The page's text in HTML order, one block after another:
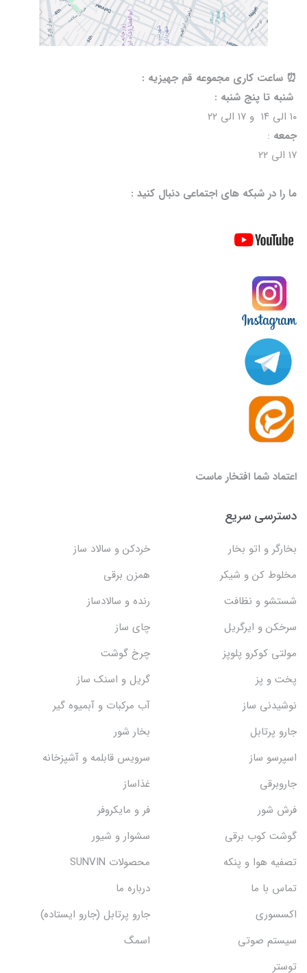
⏰️ ساعت کاری مجموعه قم جهیزیه :
شنبه تا پنج شنبه :
۱۰ الی ۱۴ و ۱۷ الی ۲۲
جمعه :
۱۷ الی ۲۲
ما را در شبکه های اجتماعی دنبال کنید :
اعتماد شما افتخار ماست
دسترسی سریع
بخارگر و اتو بخار
خردکن و سالاد ساز
مخلوط کن و شیکر
همزن برقی
شستشو و نظافت
رنده و سالادساز
سرخکن و ایرگریل
چای ساز
مولتی کوکرو پلوپز
چرخ گوشت
پخت و پز
گریل و اسنک‌ ساز
نوشیدنی ساز
آب مرکبات و آبمیوه گیر
جارو پرتابل
بخار شور
اسپرسو ساز
سرویس قابلمه و آشپزخانه
جاروبرقی
غذاساز
فرش شور
فر و مایکروفر
گوشت کوب برقی
سشوار و شیور
تصفیه هوا و پنکه
محصولات SUNVIN
تماس با ما
درباره ما
اکسسوری
جارو پرتابل (جارو ایستاده)
سیستم صوتی
اسمگ
توستر